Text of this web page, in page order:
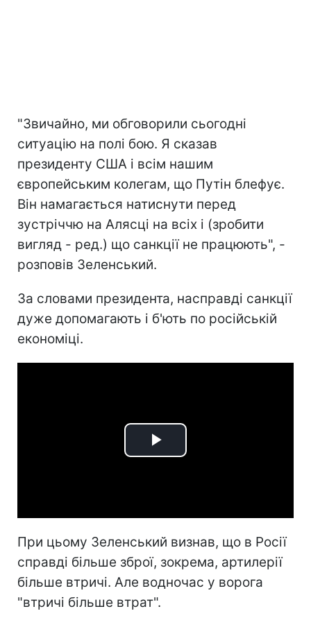
"Звичайно, ми обговорили сьогодні
ситуацію на полі бою. Я сказав
президенту США і всім нашим
європейським колегам, що Путін блефує.
Він намагається натиснути перед
зустріччю на Алясці на всіх і (зробити
вигляд - ред.) що санкції не працюють", -
розповів Зеленський.
За словами президента, насправді санкції
дуже допомагають і б'ють по російській
економіці.
Play
При цьому Зеленський визнав, що в Росії
справді більше зброї, зокрема, артилерії
більше втричі. Але водночас у ворога
"втричі більше втрат".